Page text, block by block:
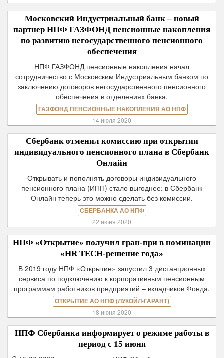
Московский Индустриальный банк – новый
партнер НПФ ГАЗФОНД пенсионные накопления
по развитию негосударственного пенсионного
обеспечения
НПФ ГАЗФОНД пенсионные накопления начал
сотрудничество с Московским Индустриальным банком по
заключению договоров негосударственного пенсионного
обеспечения в отделениях банка.
ГАЗФОНД ПЕНСИОННЫЕ НАКОПЛЕНИЯ АО НПФ
14 июля 2020
Сбербанк отменил комиссию при открытии
индивидуального пенсионного плана в Сбербанк
Онлайн
Открывать и пополнять договоры индивидуального
пенсионного плана (ИПП) стало выгоднее: в Сбербанк
Онлайн теперь это можно сделать без комиссии.
СБЕРБАНКА АО НПФ
22 июня 2020
НПФ «Открытие» получил гран-при в номинации
«HR TECH-решение года»
В 2019 году НПФ «Открытие» запустил 3 дистанционных
сервиса по подключению к корпоративным пенсионным
программам работников предприятий – вкладчиков Фонда.
ОТКРЫТИЕ АО НПФ (ЛУКОЙЛ-ГАРАНТ)
18 июня 2020
НПФ Сбербанка информирует о режиме работы в
период с 15 июня